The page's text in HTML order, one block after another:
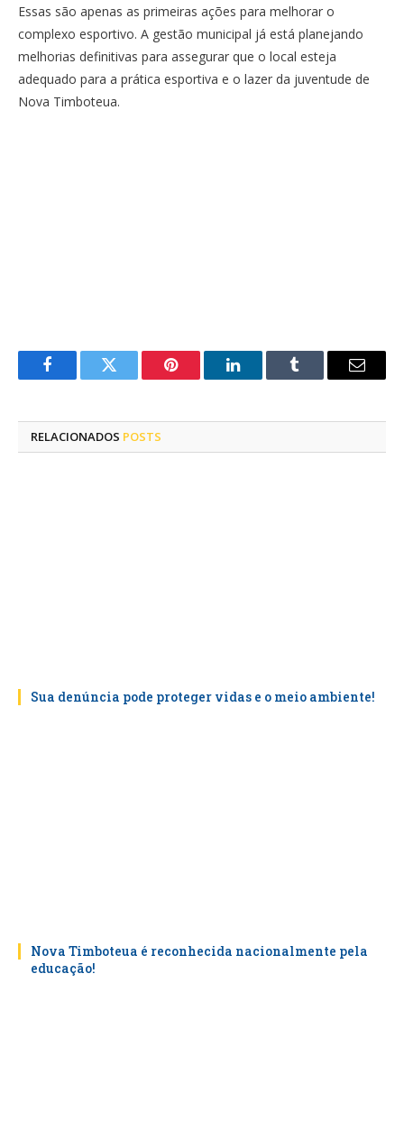
Essas são apenas as primeiras ações para melhorar o
complexo esportivo. A gestão municipal já está planejando
melhorias definitivas para assegurar que o local esteja
adequado para a prática esportiva e o lazer da juventude de
Nova Timboteua.
FacebookTwitter Pinterest LinkedInTumblr
E-
RELACIONADOS POSTS
Sua denúncia pode proteger vidas e o meio ambiente!
Nova Timboteua é reconhecida nacionalmente pela
educação!